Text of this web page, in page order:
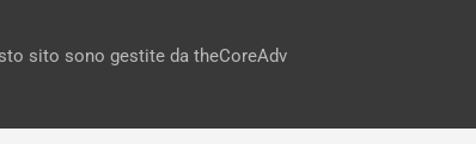
sito sono gestite da theCoreAdv